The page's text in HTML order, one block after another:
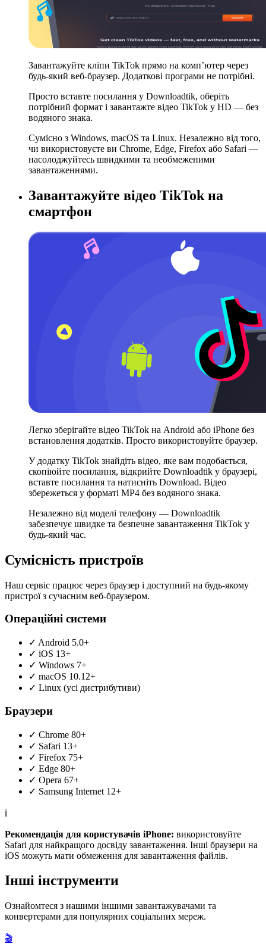
Завантажуйте кліпи TikTok прямо на комп’ютер через
будь-який веб-браузер. Додаткові програми не потрібні.
Просто вставте посилання у Downloadtik, оберіть
потрібний формат і завантажте відео TikTok у HD — без
водяного знака.
Сумісно з Windows, macOS та Linux. Незалежно від того,
чи використовуєте ви Chrome, Edge, Firefox або Safari —
насолоджуйтесь швидкими та необмеженими
завантаженнями.
Завантажуйте відео TikTok на
смартфон
Легко зберігайте відео TikTok на Android або iPhone без
встановлення додатків. Просто використовуйте браузер.
У додатку TikTok знайдіть відео, яке вам подобається,
скопіюйте посилання, відкрийте Downloadtik у браузері,
вставте посилання та натисніть Download. Відео
збережеться у форматі MP4 без водяного знака.
Незалежно від моделі телефону — Downloadtik
забезпечує швидке та безпечне завантаження TikTok у
будь-який час.
Сумісність пристроїв
Наш сервіс працює через браузер і доступний на будь-якому
пристрої з сучасним веб-браузером.
Операційні системи
✓ Android 5.0+
✓ iOS 13+
✓ Windows 7+
✓ macOS 10.12+
✓ Linux (усі дистрибутиви)
Браузери
✓ Chrome 80+
✓ Safari 13+
✓ Firefox 75+
✓ Edge 80+
✓ Opera 67+
✓ Samsung Internet 12+
ℹ️
Рекомендація для користувачів iPhone: використовуйте
Safari для найкращого досвіду завантаження. Інші браузери на
iOS можуть мати обмеження для завантаження файлів.
Інші інструменти
Ознайомтеся з нашими іншими завантажувачами та
конвертерами для популярних соціальних мереж.
🎬